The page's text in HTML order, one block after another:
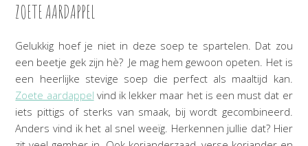
ZOETE AARDAPPEL
Gelukkig hoef je niet in deze soep te spartelen. Dat zou
een beetje gek zijn hè? Je mag hem gewoon opeten. Het is
een heerlijke stevige soep die perfect als maaltijd kan.
Zoete aardappel vind ik lekker maar het is een must dat er
iets pittigs of sterks van smaak, bij wordt gecombineerd.
Anders vind ik het al snel weeïg. Herkennen jullie dat? Hier